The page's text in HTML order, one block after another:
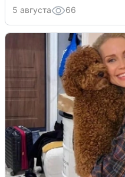
5 августа 66